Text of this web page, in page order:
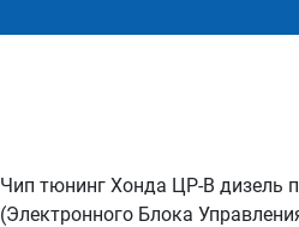
Чип тюнинг Хонда ЦР-В дизель
(Электронного Блока